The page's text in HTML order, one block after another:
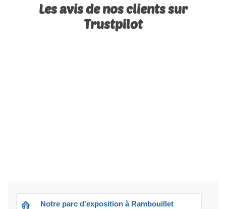
Les avis de nos clients sur
Trustpilot
Notre parc d'exposition à Rambouillet